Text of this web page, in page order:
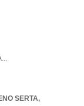
...
SERTA,